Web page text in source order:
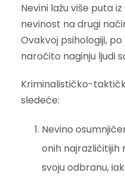
Nevini lažu više puta
nevinost na drugi
Ovakvoj psihologiji,
naročito naginju ljudi
Kriminalističko-
sledeće:
Nevino
onih najrazličitijih
svoju odbranu,